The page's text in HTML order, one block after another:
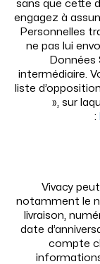
sans que cette
engagez à
Personnelles
ne pas lui
Données
intermédiaire.
liste
», sur
:
Vivacy
notamment le
livraison,
date
compte